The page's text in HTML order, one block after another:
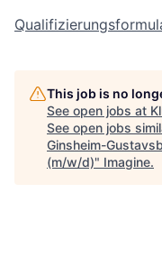
This job is no
See open jobs at
See open jobs
Ginsheim-
(m/w/d)" Imagine.